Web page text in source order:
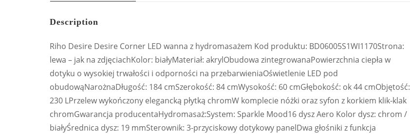
Description
Riho Desire Desire Corner LED wanna z hydromasażem Kod produktu: BD06005S1WI1170Strona:
lewa – jak na zdjęciachKolor: białyMateriał: akrylObudowa zintegrowanaPowierzchnia ciepła w
dotyku o wysokiej trwałości i odporności na przebarwieniaOświetlenie LED pod
obudowąNarożnaDługość: 184 cmSzerokość: 84 cmWysokość: 60 cmGłębokość: ok 44 cmObjętość:
230 LPrzelew wykończony elegancką płytką chromW komplecie nóżki oraz syfon z korkiem klik-klak
chromGwarancja producentaHydromasaż:System: Sparkle Mood16 dysz Aero Kolor dysz: chrom /
białyŚrednica dysz: 19 mmSterownik: 3-przyciskowy dotykowy panelDwa głośniki z funkcja